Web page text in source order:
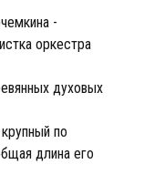
-
оркестра
духовых
по
длина его